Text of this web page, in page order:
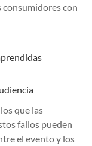
consumidores con
que las
fallos pueden
el evento y los